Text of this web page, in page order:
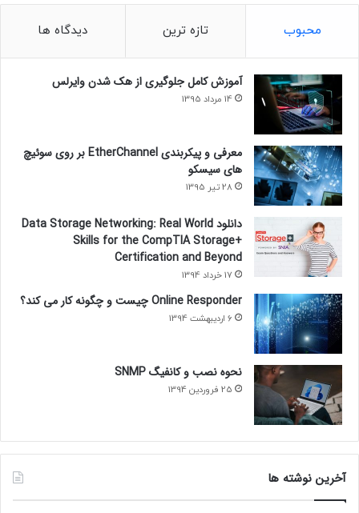
محبوب تازه ترین دیدگاه ها
آموزش کامل جلوگیری از هک شدن وایرلس
14 مرداد 1395
معرفی و پیکربندی EtherChannel بر روی سوئیچ
های سیسکو
28 تیر 1395
دانلود Data Storage Networking: Real World
Skills for the CompTIA Storage+
Certification and Beyond
17 خرداد 1394
Online Responder چیست و چگونه کار می کند؟
6 اردیبهشت 1394
نحوه نصب و کانفیگ SNMP
25 فروردین 1394
آخرین نوشته ها